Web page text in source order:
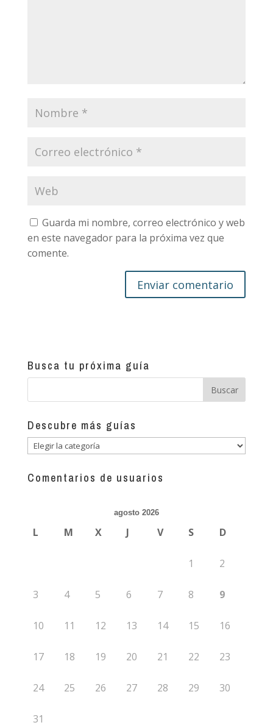
Guarda mi nombre, correo electrónico y web
en este navegador para la próxima vez que
comente.
Busca tu próxima guía
Descubre más guías
Descubre
guías
Comentarios de usuarios
agosto 2026
L M X J V S D
1 2
3 4 5 6 7 8 9
10 11 12 13 14 15 16
17 18 19 20 21 22 23
24 25 26 27 28 29 30
31